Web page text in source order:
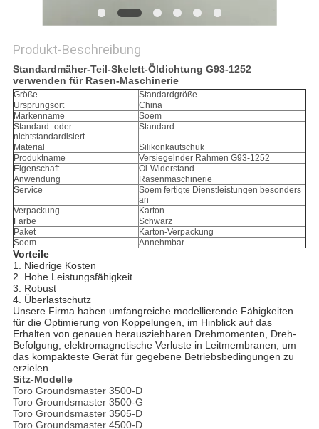
Produkt-Beschreibung
Standardmäher-Teil-Skelett-Öldichtung G93-1252
verwenden für Rasen-Maschinerie
Größe
Standardgröße
Ursprungsort
China
Markenname
Soem
Standard- oder
nichtstandardisiert
Standard
Material
Silikonkautschuk
Produktname
Versiegelnder Rahmen G93-1252
Eigenschaft
Öl-Widerstand
Anwendung
Rasenmaschinerie
Service
Soem fertigte Dienstleistungen besonders
an
Verpackung
Karton
Farbe
Schwarz
Paket
Karton-Verpackung
Soem
Annehmbar
Vorteile
1. Niedrige Kosten
2. Hohe Leistungsfähigkeit
3. Robust
4. Überlastschutz
Unsere Firma haben umfangreiche modellierende Fähigkeiten
für die Optimierung von Koppelungen, im Hinblick auf das
Erhalten von genauen herausziehbaren Drehmomenten, Dreh-
Befolgung, elektromagnetische Verluste in Leitmembranen, um
das kompakteste Gerät für gegebene Betriebsbedingungen zu
erzielen.
Sitz-Modelle
Toro Groundsmaster 3500-D
Toro Groundsmaster 3500-G
Toro Groundsmaster 3505-D
Toro Groundsmaster 4500-D